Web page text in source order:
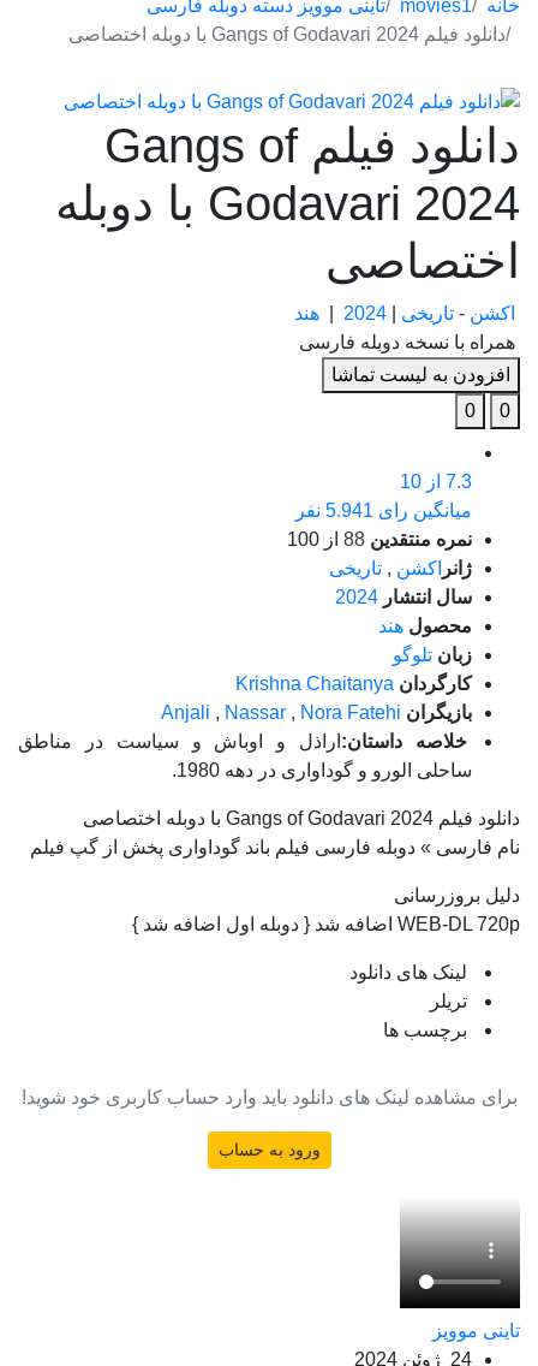
خانه movies1
تاینی موویز دسته دوبله فارسی
دانلود فیلم Gangs of Godavari 2024 با دوبله اختصاصی
دانلود فیلم Gangs of
Godavari 2024 با دوبله
اختصاصی
اکشن - تاریخی 2024
هند
همراه با نسخه دوبله فارسی
افزودن به لیست تماشا
0
0
7.3 از 10
میانگین رای 5.941 نفر
نمره منتقدین 88 از 100
ژانر اکشن , تاریخی
سال انتشار 2024
محصول هند
زبان تلوگو
کارگردان Krishna Chaitanya
بازیگران
Anjali , Nassar , Nora Fatehi
خلاصه داستان: اراذل و اوباش و سیاست در مناطق
ساحلی الورو و گوداواری در دهه 1980.
دانلود فیلم Gangs of Godavari 2024 با دوبله اختصاصی
نام فارسی » دوبله فارسی فیلم باند گوداواری پخش از گپ فیلم
دلیل بروزرسانی
WEB-DL 720p اضافه شد { دوبله اول اضافه شد }
لینک های دانلود
تریلر
برچسب ها
برای مشاهده لینک های دانلود باید وارد حساب کاربری خود شوید!
ورود به حساب
تاینی موویز
24 ژوئن 2024